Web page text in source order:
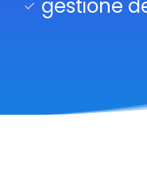
gestione